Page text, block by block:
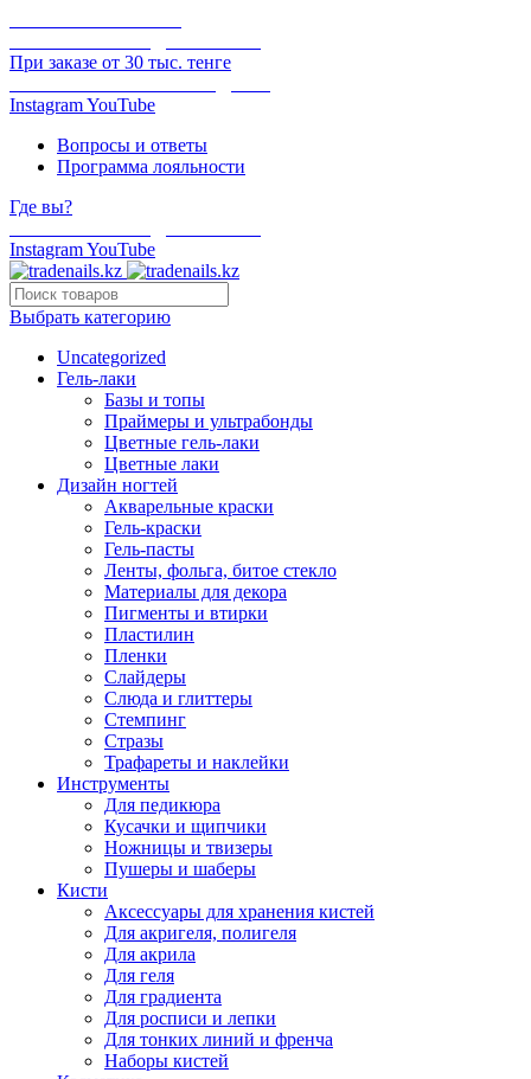
При заказе от 30 тыс. тенге
InstagramYouTube
Вопросы и ответы
Программа лояльности
Где вы?
InstagramYouTube
Выбрать категорию
Uncategorized
Гель-лаки
Базы и топы
Праймеры и ультрабонды
Цветные гель-лаки
Цветные лаки
Дизайн ногтей
Акварельные краски
Гель-краски
Гель-пасты
Ленты, фольга, битое стекло
Материалы для декора
Пигменты и втирки
Пластилин
Пленки
Слайдеры
Слюда и глиттеры
Стемпинг
Стразы
Трафареты и наклейки
Инструменты
Для педикюра
Кусачки и щипчики
Ножницы и твизеры
Пушеры и шаберы
Кисти
Аксессуары для хранения кистей
Для акригеля, полигеля
Для акрила
Для геля
Для градиента
Для росписи и лепки
Для тонких линий и френча
Наборы кистей